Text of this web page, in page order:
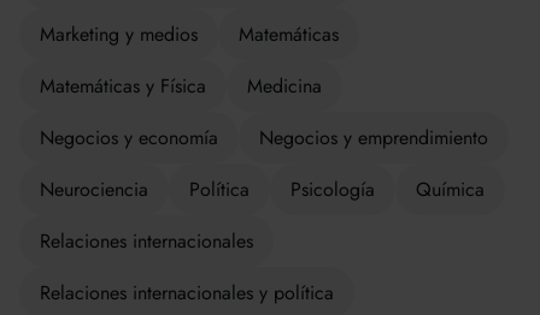
Marketing y medios
Matemáticas
Matemáticas y Física
Medicina
Negocios y economía
Negocios y emprendimiento
Neurociencia
Política Psicología
Química
Relaciones internacionales
Relaciones internacionales y política